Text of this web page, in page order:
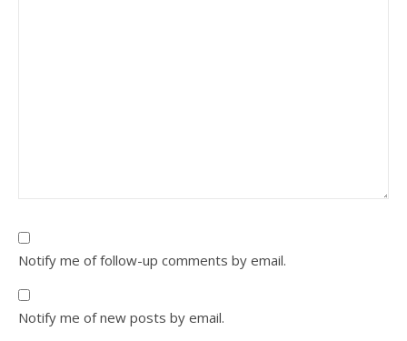
Notify me of follow-up comments by email.
Notify me of new posts by email.